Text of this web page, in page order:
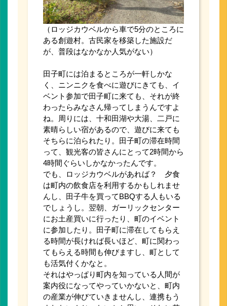
（ロッジカウベルから車で5分のところに
ある創遊村。古民家を移築した施設だ
が、普段はなかなか人気がない）
田子町には泊まるところが一軒しかな
く、ニンニクを食べに遊びにきても、イ
ベント参加で田子町に来ても、それが終
わったらみなさん帰ってしまうんですよ
ね。周りには、十和田湖や大湯、二戸に
素晴らしい宿があるので、遊びに来ても
そちらに泊られたり。田子町の滞在時間
って、観光客の皆さんにとって2時間から
4時間ぐらいしかなかったんです。
でも、ロッジカウベルがあれば？ 夕食
は町内の飲食店を利用するかもしれませ
んし、田子牛を買ってBBQする人もいる
でしょうし。翌朝、ガーリックセンター
にお土産買いに行ったり、町のイベント
に参加したり。田子町に滞在してもらえ
る時間が長ければ長いほど、町に関わっ
てもらえる時間も伸びますし、町として
も活気付くかなと。
それはやっぱり町内を知っている人間が
案内役になってやっていかないと、町内
の産業が伸びていきませんし、連携もう